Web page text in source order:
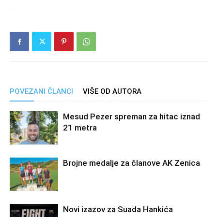
POVEZANI ČLANCI VIŠE OD AUTORA
Mesud Pezer spreman za hitac iznad
21 metra
Brojne medalje za članove AK Zenica
Novi izazov za Suada Hankića